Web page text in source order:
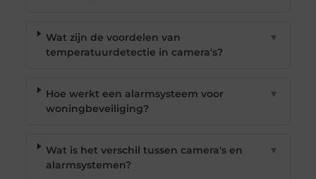
Wat zijn de voordelen van
temperatuurdetectie in camera's?
▼
Hoe werkt een alarmsysteem voor
woningbeveiliging?
▼
Wat is het verschil tussen camera's en
alarmsystemen?
▼